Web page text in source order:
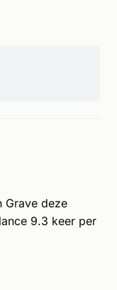
Grave deze
9.3 keer per